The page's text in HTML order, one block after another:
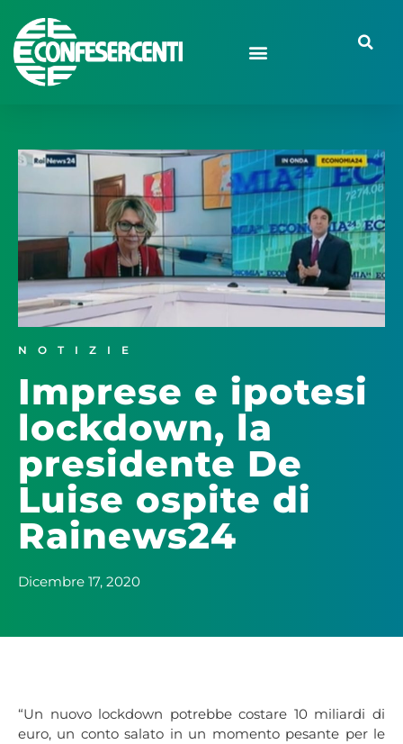
NOTIZIE
Imprese e ipotesi
lockdown, la
presidente De
Luise ospite di
Rainews24
Dicembre 17, 2020
“Un nuovo lockdown potrebbe costare 10 miliardi di
euro, un conto salato in un momento pesante per le